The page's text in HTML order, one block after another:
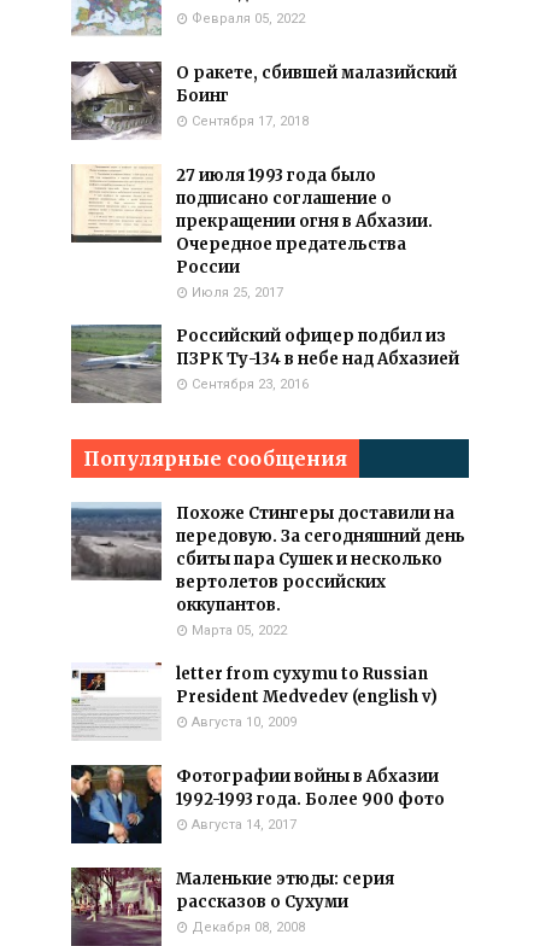
Февраля 05, 2022
О ракете, сбившей малазийский
Боинг
Сентября 17, 2018
27 июля 1993 года было
подписано соглашение о
прекращении огня в Абхазии.
Очередное предательства
России
Июля 25, 2017
Российский офицер подбил из
ПЗРК Ту-134 в небе над Абхазией
Сентября 23, 2016
Популярные сообщения
Похоже Стингеры доставили на
передовую. За сегодняшний день
сбиты пара Сушек и несколько
вертолетов российских
оккупантов.
Марта 05, 2022
letter from cyxymu to Russian
President Medvedev (english v)
Августа 10, 2009
Фотографии войны в Абхазии
1992-1993 года. Более 900 фото
Августа 14, 2017
Маленькие этюды: серия
рассказов о Сухуми
Декабря 08, 2008